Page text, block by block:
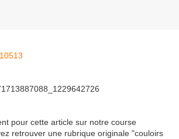
pour cette article sur notre course
retrouver une rubrique originale "couloirs